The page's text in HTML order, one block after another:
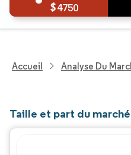
4750
Accueil Analyse Du
Taille et part du